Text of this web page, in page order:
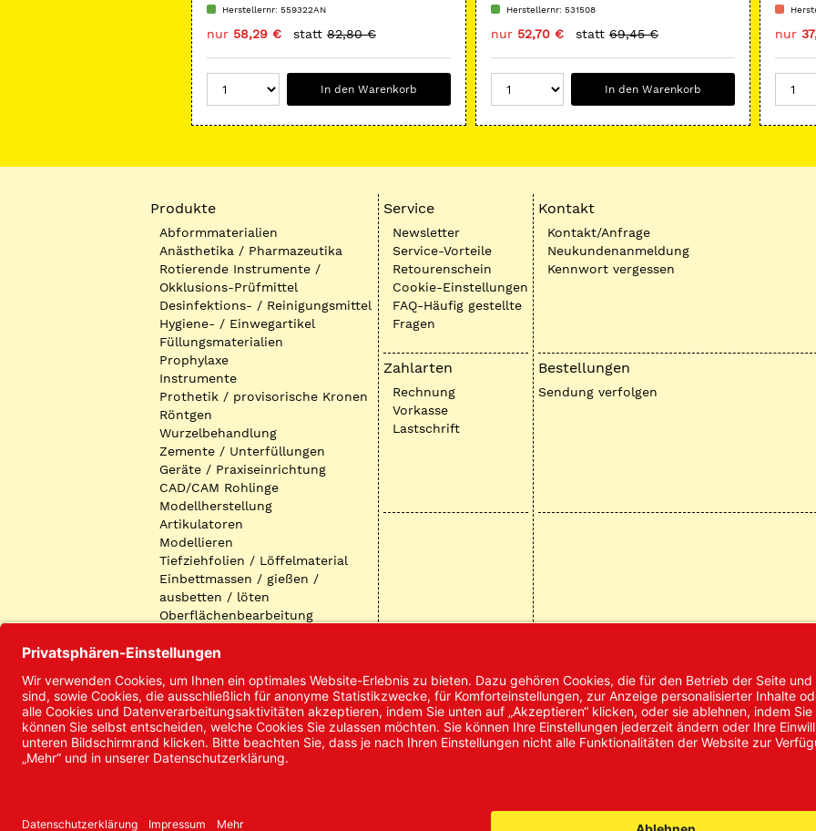
Herstellernr: 559322AN
nur 58,29 € statt 82,80 €
In den Warenkorb
Herstellernr: 531508
nur 52,70 € statt 69,45 €
In den Warenkorb
nur
Produkte
Abformmaterialien
Anästhetika / Pharmazeutika
Rotierende Instrumente /
Okklusions-Prüfmittel
Desinfektions- / Reinigungsmittel
Hygiene- / Einwegartikel
Füllungsmaterialien
Prophylaxe
Instrumente
Prothetik / provisorische Kronen
Röntgen
Wurzelbehandlung
Zemente / Unterfüllungen
Geräte / Praxiseinrichtung
CAD/CAM Rohlinge
Modellherstellung
Artikulatoren
Modellieren
Tiefziehfolien / Löffelmaterial
Einbettmassen / gießen /
ausbetten / löten
Oberflächenbearbeitung
Verblendmaterialien
Kieferorthopädie /
Klammerdrähte
Verschiedenes (Labor)
Service
Newsletter
Service-Vorteile
Retourenschein
Cookie-Einstellungen
FAQ-Häufig gestellte
Fragen
Zahlarten
Rechnung
Vorkasse
Lastschrift
Kontakt
Kontakt/Anfrage
Neukundenanmeldung
Kennwort vergessen
Bestellungen
Sendung verfolgen
AGB Datenschutz